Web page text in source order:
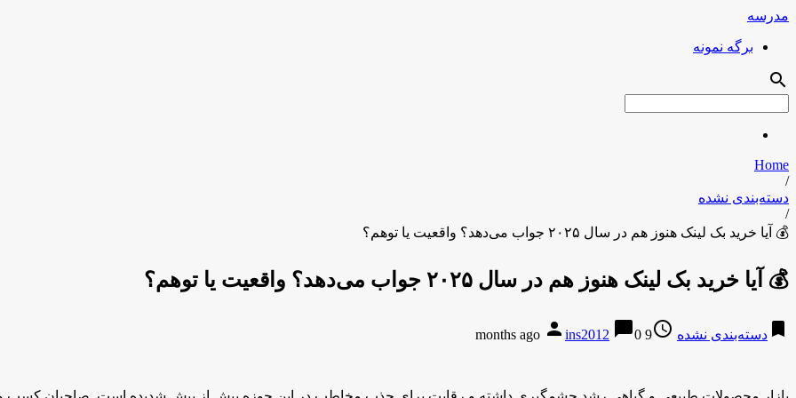
مدرسه
برگه نمونه
search
Home
/
دسته‌بندی نشده
/
💰 آیا خرید بک لینک هنوز هم در سال ۲۰۲۵ جواب می‌دهد؟ واقعیت یا توهم؟
💰 آیا خرید بک لینک هنوز هم در سال ۲۰۲۵ جواب می‌دهد؟ واقعیت یا توهم؟
bookmark دسته‌بندی نشده access_time
9 months ago
person ins2012 chat_bubble0